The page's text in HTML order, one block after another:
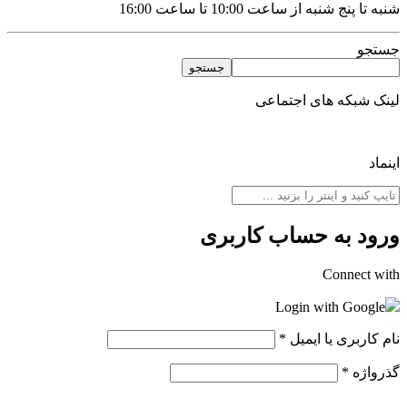
شنبه تا پنج شنبه از ساعت 10:00 تا ساعت 16:00
جستجو
جستجو
لینک شبکه های اجتماعی
اینماد
ورود به حساب کاربری
Connect with
Login with Google
نام کاربری یا ایمیل *
گذرواژه *